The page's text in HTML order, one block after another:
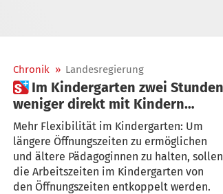
Chronik » Landesregierung
 Im Kindergarten zwei Stunden
weniger direkt mit Kindern
arbeiten
Mehr Flexibilität im Kindergarten: Um
längere Öffnungszeiten zu ermöglichen
und ältere Pädagoginnen zu halten, sollen
die Arbeitszeiten im Kindergarten von
den Öffnungszeiten entkoppelt werden.